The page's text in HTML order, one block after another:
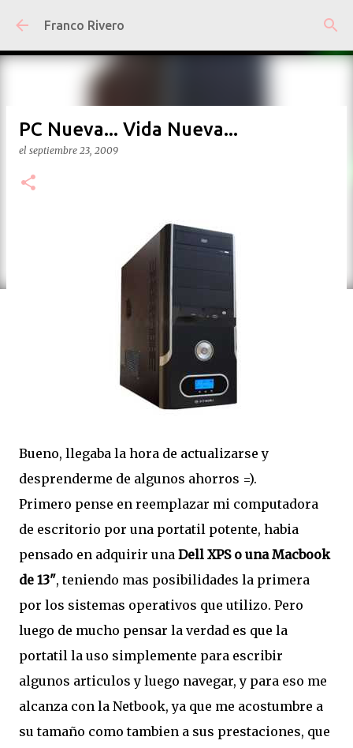
Ir al contenido principal
Franco Rivero
PC Nueva... Vida Nueva...
el septiembre 23, 2009
Bueno, llegaba la hora de actualizarse y
desprenderme de algunos ahorros =).
Primero pense en reemplazar mi computadora
de escritorio por una portatil potente, habia
pensado en adquirir una Dell XPS o una Macbook
de 13", teniendo mas posibilidades la primera
por los sistemas operativos que utilizo. Pero
luego de mucho pensar la verdad es que la
portatil la uso simplemente para escribir
algunos articulos y luego navegar, y para eso me
alcanza con la Netbook, ya que me acostumbre a
su tamaño como tambien a sus prestaciones, que